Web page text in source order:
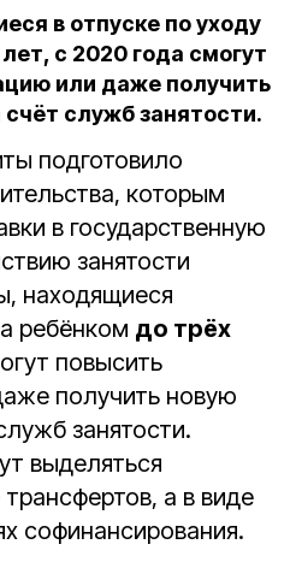
в отпуске по уходу
с 2020 года смогут
или даже получить
служб занятости.
подготовило
которым
в государственную
занятости
находящиеся
ребёнком до трёх
повысить
получить новую
занятости.
выделяться
а в виде
софинансирования.